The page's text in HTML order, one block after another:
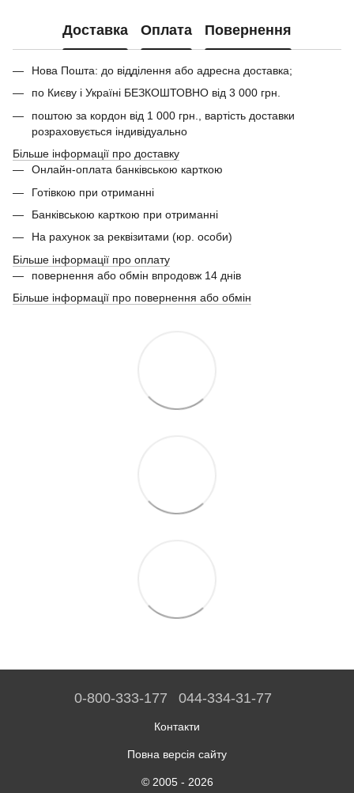
Доставка Оплата Повернення
Нова Пошта: до відділення або адресна доставка;
по Києву і Україні БЕЗКОШТОВНО від 3 000 грн.
поштою за кордон від 1 000 грн., вартість доставки
розраховується індивідуально
Більше інформації про доставку
Онлайн-оплата банківською карткою
Готівкою при отриманні
Банківською карткою при отриманні
На рахунок за реквізитами (юр. особи)
Більше інформації про оплату
повернення або обмін впродовж 14 днів
Більше інформації про повернення або обмін
0-800-333-177 044-334-31-77
Контакти
Повна версія сайту
© 2005 - 2026